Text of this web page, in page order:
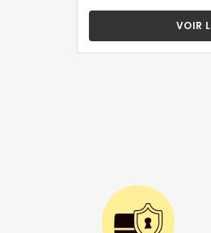
VOIR